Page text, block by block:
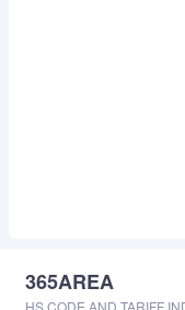
365AREA
HS CODE AND TARIFF